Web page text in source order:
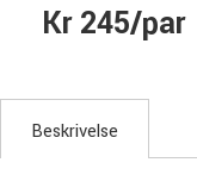
Kr 245/par
Beskrivelse